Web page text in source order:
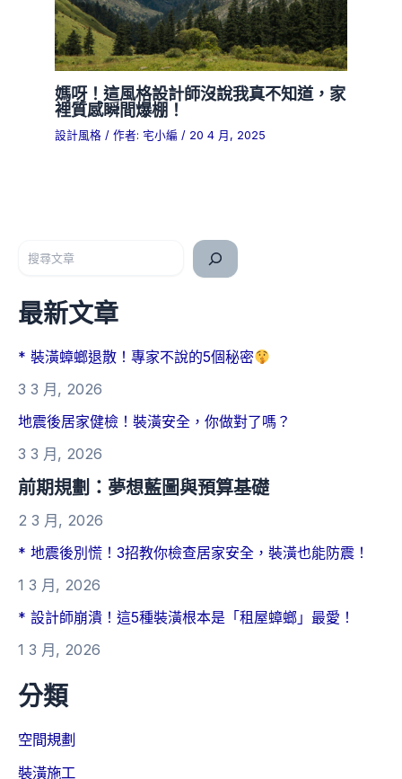
媽呀！這風格設計師沒說我真不知道，家
裡質感瞬間爆棚！
設計風格 / 作者: 宅小編/ 20 4 月, 2025
最新文章
* 裝潢蟑螂退散！專家不說的5個秘密
3 3 月, 2026
地震後居家健檢！裝潢安全，你做對了嗎？
3 3 月, 2026
前期規劃：夢想藍圖與預算基礎
2 3 月, 2026
* 地震後別慌！3招教你檢查居家安全，裝潢也能防震！
1 3 月, 2026
* 設計師崩潰！這5種裝潢根本是「租屋蟑螂」最愛！
1 3 月, 2026
分類
空間規劃
裝潢施工